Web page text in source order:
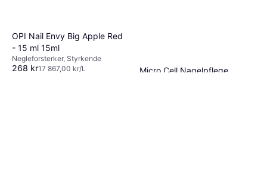
OPI Nail Envy Big Apple Red
- 15 ml 15ml
Negleforsterker, Styrkende
268 kr17 867,00 kr/L
Micro Cell Nagelpflege